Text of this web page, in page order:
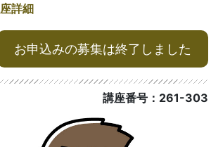
詳細
お申込みの募集は終了しました
講座番号：261-303